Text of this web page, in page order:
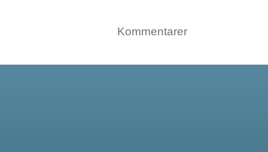
Kommentarer